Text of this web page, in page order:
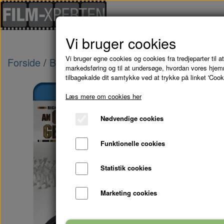
Forside Blu-Ray - kampagne tilbud AN
Vi bruger cookies
Vi bruger egne cookies og cookies fra tredjeparter til
markedsføring og til at undersøge, hvordan vores
tilbagekalde dit samtykke ved at trykke på linket
Læs mere om cookies her
Nødvendige cookies
Funktionelle cookies
Statistik cookies
Marketing cookies